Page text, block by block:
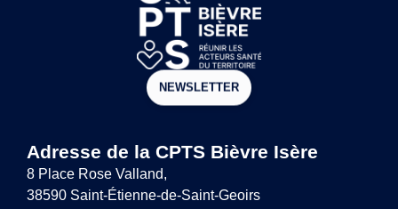
NEWSLETTER
Adresse de la CPTS Bièvre Isère
8 Place Rose Valland,
38590 Saint-Étienne-de-Saint-Geoirs